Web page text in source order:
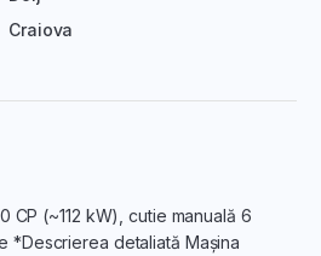
Craiova
CP (~112 kW), cutie manuală 6
*Descrierea detaliată Mașina